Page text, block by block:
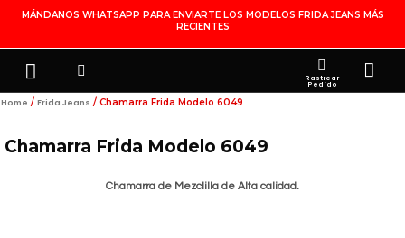
Contenido
MÁNDANOS WHATSAPP PARA ENVIARTE LOS MODELOS FRIDA JEANS MÁS
RECIENTES
MenuSearch Rastrear
Pedido
Home / Frida Jeans / Chamarra Frida Modelo 6049
Chamarra Frida Modelo 6049
Chamarra de Mezclilla de Alta calidad.